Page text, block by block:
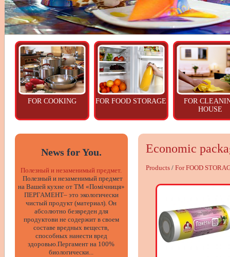
FOR COOKING FOR FOOD STORAGE
FOR
HOUSE
News for You.
Полезный и незаменимый предмет.
Полезный и незаменимый предмет
на Вашей кухне от ТМ «Помічниця»
ПЕРГАМЕНТ– это экологически
чистый продукт (материал). Он
абсолютно безвреден для
продуктови не содержит в своем
составе вредных веществ,
способных нанести вред
здоровью.Пергамент на 100%
биологически...
Economic
Products/ For FOOD